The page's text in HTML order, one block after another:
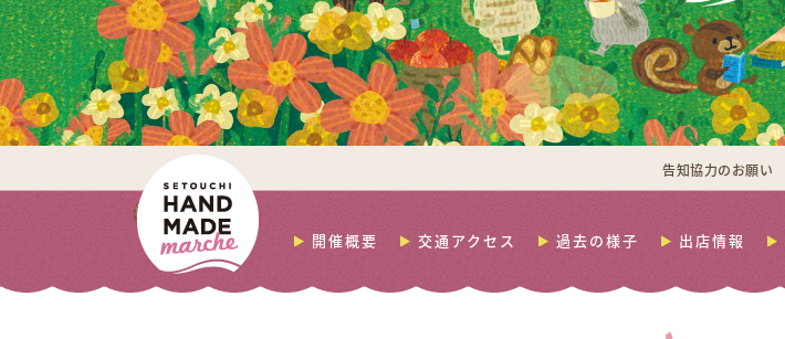
告知協力のお願い
開催概要 交通アクセス 過去の様子 出店情報